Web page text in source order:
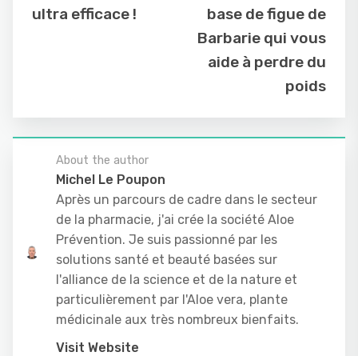
ultra efficace !
base de figue de
Barbarie qui vous
aide à perdre du
poids
About the author
Michel Le Poupon
Après un parcours de cadre dans le secteur
de la pharmacie, j'ai crée la société Aloe
Prévention. Je suis passionné par les
solutions santé et beauté basées sur
l'alliance de la science et de la nature et
particulièrement par l'Aloe vera, plante
médicinale aux très nombreux bienfaits.
Visit Website